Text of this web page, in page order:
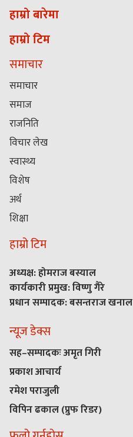
हाम्रो बारेमा
हाम्रो टिम
समाचार
समाचार
समाज
राजनिति
विचार लेख
स्वास्थ्य
विशेष
अर्थ
शिक्षा
हाम्रो टिम
अध्यक्ष: होमराज बस्याल
कार्यकारी प्रमुख: विष्णु गैरे
प्रधान सम्पादक: बसन्तराज खनाल
न्यूज डेक्स
सह–सम्पादकः अमृत गिरी
प्रकाश आचार्य
रमेश पराजुली
विपिन ढकाल (प्रुफ रिडर)